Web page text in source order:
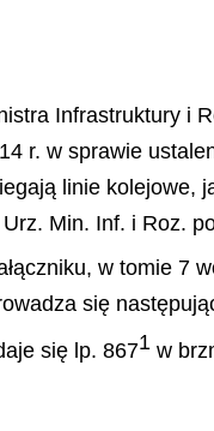
Infrastruktury i
r. w sprawie
linie kolejowe,
Min. Inf. i Roz.
w tomie 7
się
się lp. 8671 w